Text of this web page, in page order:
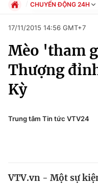
Chuyên mục
Chính trị
CHUYỂN ĐỘNG 24H
Xã hội
Pháp luật
Thể thao
17/11/2015 14:56 GMT+7
Mèo 'tham
Thượng
Kỳ
Trung tâm Tin tức VTV24
VTV.vn - Một sự